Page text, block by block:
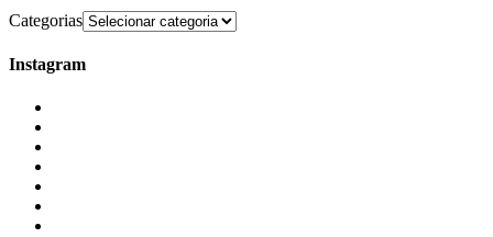
Categorias
Instagram